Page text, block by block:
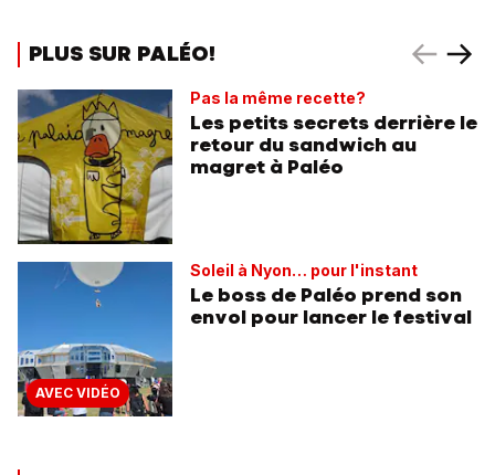
PLUS SUR PALÉO!
Pas la même recette?
Les petits secrets derrière le
retour du sandwich au
magret à Paléo
AVEC VIDÉO
Soleil à Nyon… pour l'instant
Le boss de Paléo prend son
envol pour lancer le festival